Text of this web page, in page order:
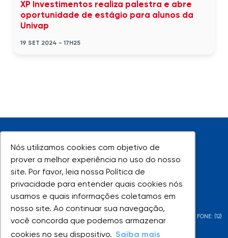
Nós utilizamos cookies com objetivo de
prover a melhor experiência no uso do nosso
site. Por favor, leia nossa Política de
privacidade para entender quais cookies nós
usamos e quais informações coletamos em
nosso site. Ao continuar sua navegação,
você concorda que podemos armazenar
cookies no seu dispositivo. Saiba mais
Nós utilizamos cookies com objetivo de
prover a melhor experiência no uso do nosso
site. Por favor, leia nossa Política de
privacidade para entender quais cookies nós
usamos e quais informações coletamos em
nosso site. Ao continuar sua navegação,
você concorda que podemos armazenar
cookies no seu dispositivo. Saiba mais
XP Investimentos realiza palestra e abre
oportunidade de estágio para alunos da
Univap
19 SET 2024 - 17H25
UNIVAP - Todos os direitos reservados
AV. SHISHIMA HIFUMI, 2911 - URBANOVA - SÃO JOSÉ DOS CAMPOS - SP - FONE: (12)